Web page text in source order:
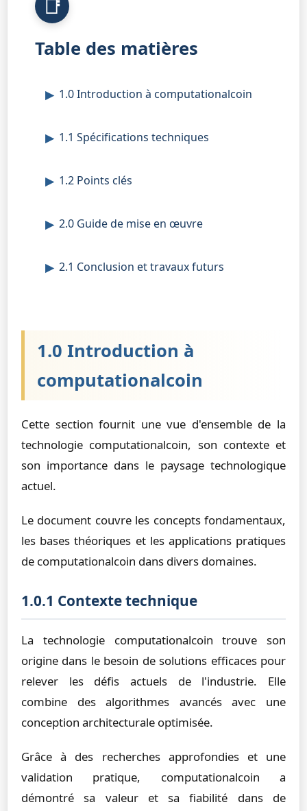
Table des matières
1.0 Introduction à computationalcoin
1.1 Spécifications techniques
1.2 Points clés
2.0 Guide de mise en œuvre
2.1 Conclusion et travaux futurs
1.0 Introduction à
computationalcoin
Cette section fournit une vue d'ensemble de la
technologie computationalcoin, son contexte et
son importance dans le paysage technologique
actuel.
Le document couvre les concepts fondamentaux,
les bases théoriques et les applications pratiques
de computationalcoin dans divers domaines.
1.0.1 Contexte technique
La technologie computationalcoin trouve son
origine dans le besoin de solutions efficaces pour
relever les défis actuels de l'industrie. Elle
combine des algorithmes avancés avec une
conception architecturale optimisée.
Grâce à des recherches approfondies et une
validation pratique, computationalcoin a
démontré sa valeur et sa fiabilité dans de